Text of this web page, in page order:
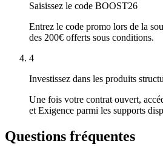
Saisissez le code BOOST26
Entrez le code promo lors de la
des 200€ offerts sous conditions.
4
Investissez dans les produits
Une fois votre contrat ouvert,
et Exigence parmi les supports
Questions fréquentes